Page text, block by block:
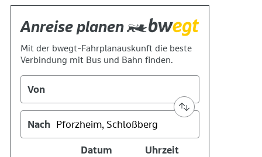
Geschichte
Technik